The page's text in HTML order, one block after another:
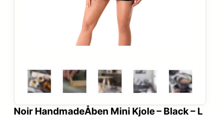
Noir HandmadeÅben Mini Kjole – Black – L